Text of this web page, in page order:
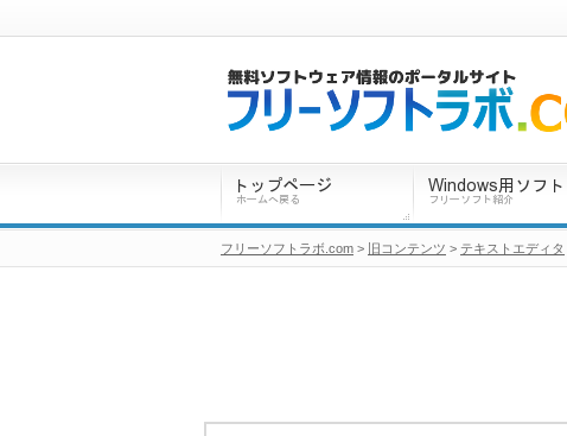
フリーソフトラボ.com > 旧コンテンツ > テキストエディタ